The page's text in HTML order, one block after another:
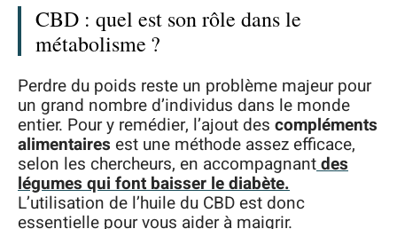
CBD : quel est son rôle dans le
métabolisme ?
Perdre du poids reste un problème majeur pour
un grand nombre d’individus dans le monde
entier. Pour y remédier, l’ajout des compléments
alimentaires est une méthode assez efficace,
selon les chercheurs, en accompagnantdes
légumes qui font baisser le diabète.
L’utilisation de l’huile du CBD est donc
essentielle pour vous aider à maigrir.